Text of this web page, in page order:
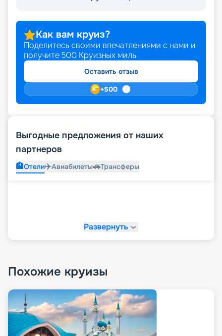
Как вам круиз?
Поделитесь своими впечатлениями с нами и
получите 500 Круизных миль
Оставить отзыв
+500
Выгодные предложения от наших
партнеров
🏨Отели✈️Авиабилеты🚗Трансферы
Развернуть
Похожие круизы